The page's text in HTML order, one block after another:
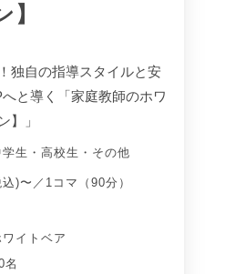
】
独自の指導スタイルと安
と導く「家庭教師のホワ
】」
学生 ・ 高校生 ・ その他
)〜／1コマ（90分）
イトベア
名